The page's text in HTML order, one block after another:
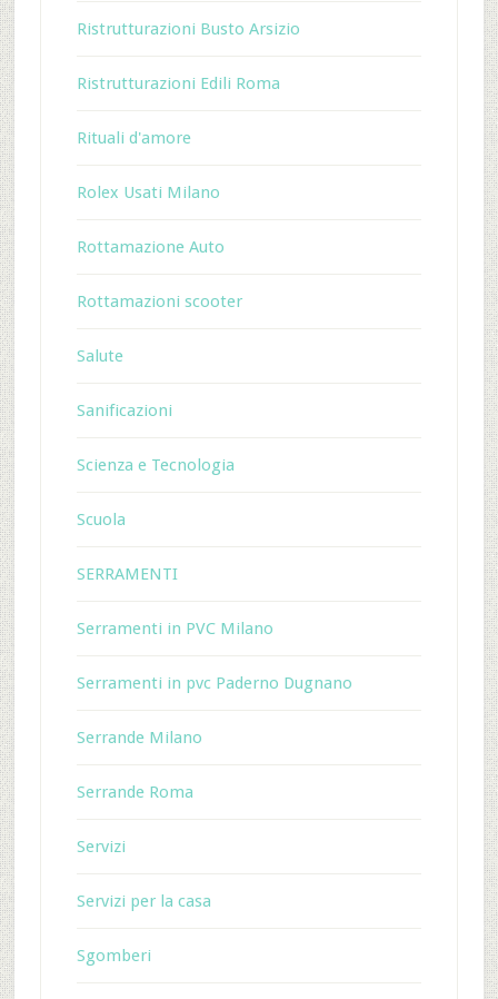
Ristrutturazioni Busto Arsizio
Ristrutturazioni Edili Roma
Rituali d'amore
Rolex Usati Milano
Rottamazione Auto
Rottamazioni scooter
Salute
Sanificazioni
Scienza e Tecnologia
Scuola
SERRAMENTI
Serramenti in PVC Milano
Serramenti in pvc Paderno Dugnano
Serrande Milano
Serrande Roma
Servizi
Servizi per la casa
Sgomberi